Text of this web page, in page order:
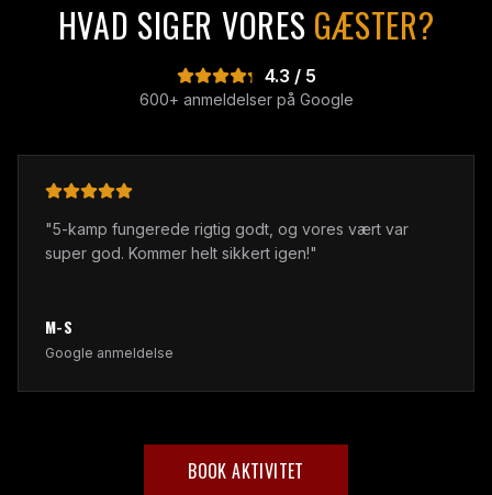
HVAD SIGER VORES GÆSTER?
4.3 / 5
600+ anmeldelser på Google
" Kanon aften! Game masteren gjorde det virkelig
Fed oplevelse!"
Google anmeldelse
BOOK AKTIVITET